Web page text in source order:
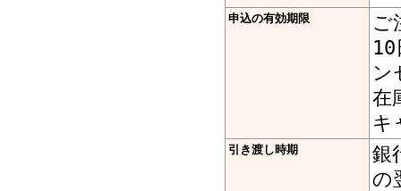
申込の有効期限
ご
10
ン
在
キ
引き渡し時期
銀
の